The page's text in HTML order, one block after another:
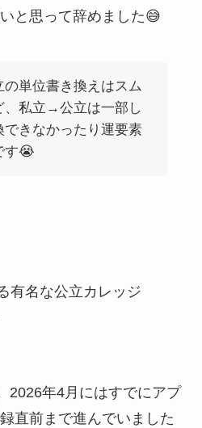
と思って辞めました😅
単位書き換えはスム
、私立→公立は一部し
できなかったり運要素
す😭
有名な公立カレッジ
2026年4月にはすでにアプ
直前まで進んでいました